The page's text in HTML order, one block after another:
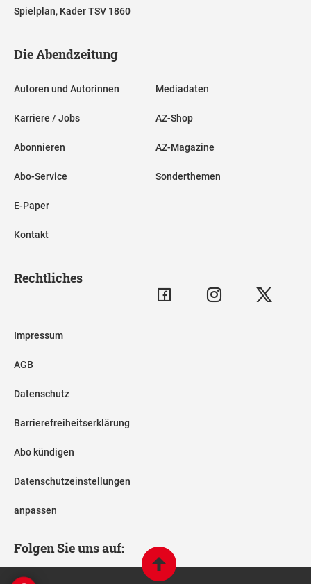
Spielplan, Kader TSV 1860
Die Abendzeitung
Autoren und Autorinnen
Karriere / Jobs
Abonnieren
Abo-Service
E-Paper
Kontakt
Mediadaten
AZ-Shop
AZ-Magazine
Sonderthemen
Rechtliches
Impressum
AGB
Datenschutz
Barrierefreiheitserklärung
Abo kündigen
Datenschutzeinstellungen
anpassen
Folgen Sie uns auf: